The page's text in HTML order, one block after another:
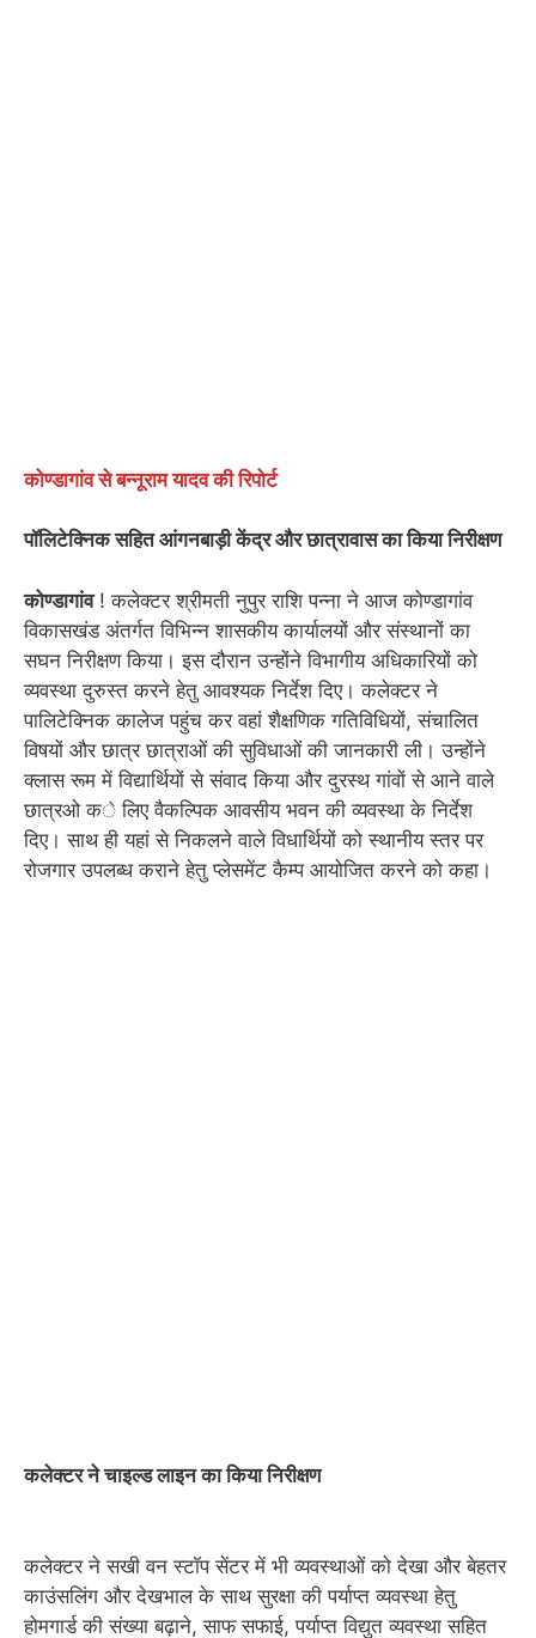
कोण्डागांव से बन्नूराम यादव की रिपोर्ट
पॉलिटेक्निक सहित आंगनबाड़ी केंद्र और छात्रावास का किया निरीक्षण
कोण्डागांव! कलेक्टर श्रीमती नुपुर राशि पन्ना ने आज कोण्डागांव
विकासखंड अंतर्गत विभिन्न शासकीय कार्यालयों और संस्थानों का
सघन निरीक्षण किया। इस दौरान उन्होंने विभागीय अधिकारियों को
व्यवस्था दुरुस्त करने हेतु आवश्यक निर्देश दिए। कलेक्टर ने
पालिटेक्निक कालेज पहुंच कर वहां शैक्षणिक गतिविधियों, संचालित
विषयों और छात्र छात्राओं की सुविधाओं की जानकारी ली। उन्होंने
क्लास रूम में विद्यार्थियों से संवाद किया और दुरस्थ गांवों से आने वाले
छात्रओ के लिए वैकल्पिक आवसीय भवन की व्यवस्था के निर्देश
दिए। साथ ही यहां से निकलने वाले विधार्थियों को स्थानीय स्तर पर
रोजगार उपलब्ध कराने हेतु प्लेसमेंट कैम्प आयोजित करने को कहा।
कलेक्टर ने चाइल्ड लाइन का किया निरीक्षण
कलेक्टर ने सखी वन स्टॉप सेंटर में भी व्यवस्थाओं को देखा और बेहतर
काउंसलिंग और देखभाल के साथ सुरक्षा की पर्याप्त व्यवस्था हेतु
होमगार्ड की संख्या बढ़ाने, साफ सफाई, पर्याप्त विद्युत व्यवस्था सहित